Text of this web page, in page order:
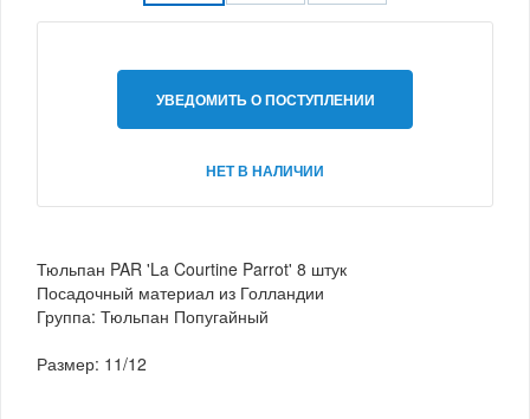
УВЕДОМИТЬ О ПОСТУПЛЕНИИ
НЕТ В НАЛИЧИИ
Тюльпан PAR 'La Courtine Parrot' 8 штук
Посадочный материал из Голландии
Группа: Тюльпан Попугайный
Размер: 11/12